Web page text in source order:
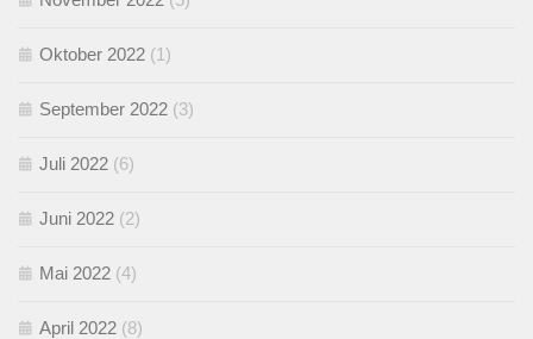
Oktober 2022 (1)
September 2022 (3)
Juli 2022 (6)
Juni 2022 (2)
Mai 2022 (4)
April 2022 (8)